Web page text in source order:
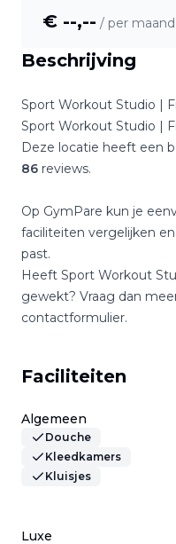
Beschrijving
Sport Workout Studio |
Sport Workout Studio |
Deze locatie heeft een
86 reviews.
Op GymPare kun je
faciliteiten vergelijken
past.
Heeft Sport Workout
gewekt? Vraag dan
contactformulier.
Faciliteiten
Algemeen
Douche
Kleedkamers
Kluisjes
Luxe
€ --,-- / per maand